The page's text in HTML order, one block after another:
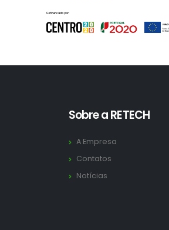
Sobre a RETECH
A Empresa
Contatos
Notícias